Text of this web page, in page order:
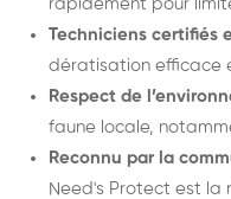
rapidement pour
Techniciens certifiés
dératisation efficace
Respect de
faune locale,
Reconnu par la
Need's Protect est